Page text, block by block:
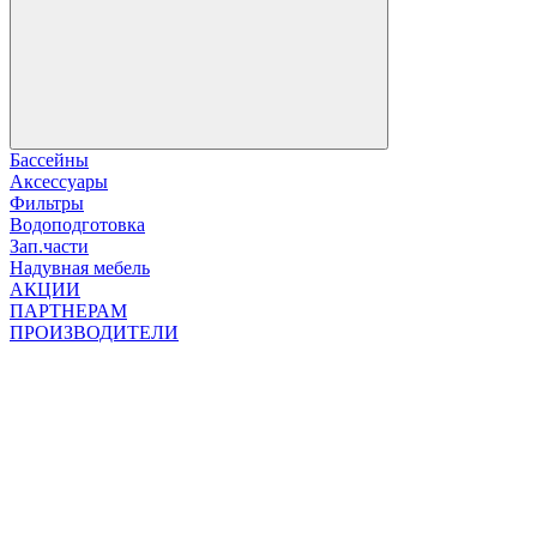
Бассейны
Аксессуары
Фильтры
Водоподготовка
Зап.части
Надувная мебель
АКЦИИ
ПАРТНЕРАМ
ПРОИЗВОДИТЕЛИ